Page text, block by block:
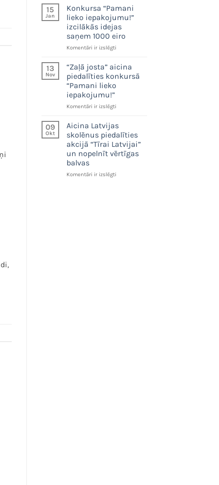
Latvijai”
kopumā
savāktas
152
tonnas
materiāla
15
Jan
Konkursa “Pamani
lieko iepakojumu!”
izcilākās idejas
saņem 1000 eiro
Komentāri ir izslēgtiKonkursa
lieko
iepakojumu!”
izcilākās
idejas
1000
13
Nov
“Zaļā josta” aicina
piedalīties konkursā
“Pamani lieko
iepakojumu!”
Komentāri ir izslēgti“Zaļā
piedalīties
konkursā
“Pamani
lieko
09
Okt
Aicina Latvijas
skolēnus piedalīties
akcijā “Tīrai Latvijai”
un nopelnīt vērtīgas
balvas
Komentāri ir izslēgtiAicina